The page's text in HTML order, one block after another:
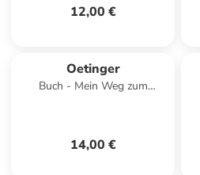
12,00 €
Oetinger
Buch - Mein Weg zum
14,00 €